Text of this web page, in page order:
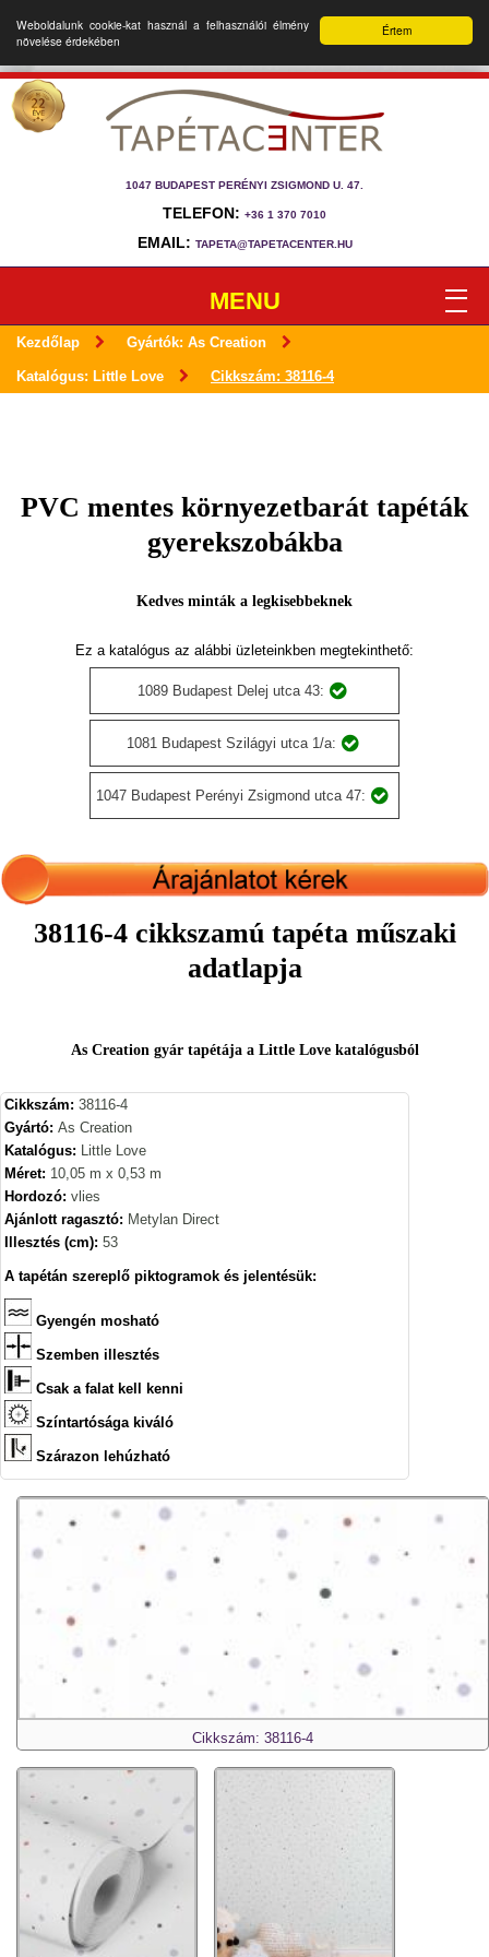
Értem
Weboldalunk cookie-kat használ a felhasználói élmény
növelése érdekében
1047 BUDAPEST PERÉNYI ZSIGMOND U. 47.
TELEFON: +36 1 370 7010
EMAIL: TAPETA@TAPETACENTER.HU
MENU
Kezdőlap Gyártók: As Creation
Katalógus: Little Love Cikkszám: 38116-4
PVC mentes környezetbarát tapéták
gyerekszobákba
Kedves minták a legkisebbeknek
Ez a katalógus az alábbi üzleteinkben megtekinthető:
1089 Budapest Delej utca 43:
1081 Budapest Szilágyi utca 1/a:
1047 Budapest Perényi Zsigmond utca 47:
38116-4 cikkszamú tapéta műszaki
adatlapja
As Creation gyár tapétája a Little Love katalógusból
Cikkszám: 38116-4
Gyártó: As Creation
Katalógus: Little Love
Méret: 10,05 m x 0,53 m
Hordozó: vlies
Ajánlott ragasztó: Metylan Direct
Illesztés (cm): 53
A tapétán szereplő piktogramok és jelentésük:
Gyengén mosható
Szemben illesztés
Csak a falat kell kenni
Színtartósága kiváló
Szárazon lehúzható
Cikkszám: 38116-4